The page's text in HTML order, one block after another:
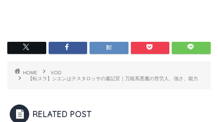
HOME
VOD
【転スラ】シエンはテスタロッサの書記官｜万能系悪魔の苦労人、強さ、能力
RELATED POST